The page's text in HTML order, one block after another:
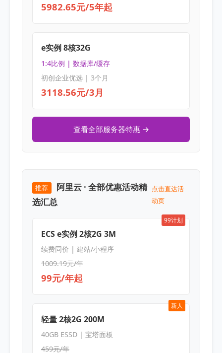
5982.65元/5年起
e实例 8核32G
1:4比例 | 数据库/缓存
初创企业优选 | 3个月
3118.56元/3月
查看全部服务器特惠 →
推荐
阿里云 · 全部优惠活动精
选汇总
点击直达活
动页
99计划
ECS e实例 2核2G 3M
续费同价 | 建站/小程序
1009.19元/年
99元/年起
新人
轻量 2核2G 200M
40GB ESSD | 宝塔面板
459元/年